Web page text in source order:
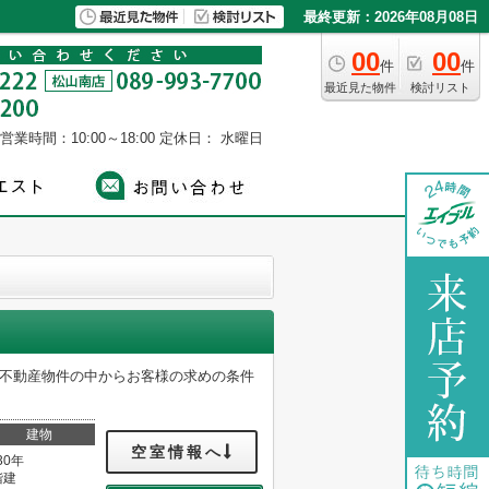
最終更新：2026年08月08日
00件
最近見た物件
00件
検討リスト
営業時間：10:00～18:00 定休日： 水曜日
動産物件の中からお客様の求めの条件
建物
年
建
空室情報へ